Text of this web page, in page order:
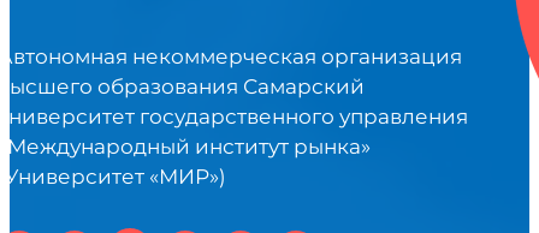
некоммерческая организация
образования Самарский
государственного управления
институт рынка»
«МИР»)